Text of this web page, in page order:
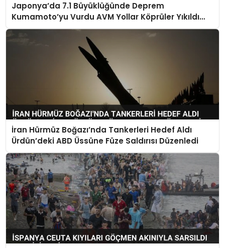
Japonya’da 7.1 Büyüklüğünde Deprem
Kumamoto’yu Vurdu AVM Yollar Köprüler Yıkıldı
Çok Sayıda Can Kaybı Var
İran Hürmüz Boğazı’nda Tankerleri Hedef Aldı
Ürdün’deki ABD Üssüne Füze Saldırısı Düzenledi